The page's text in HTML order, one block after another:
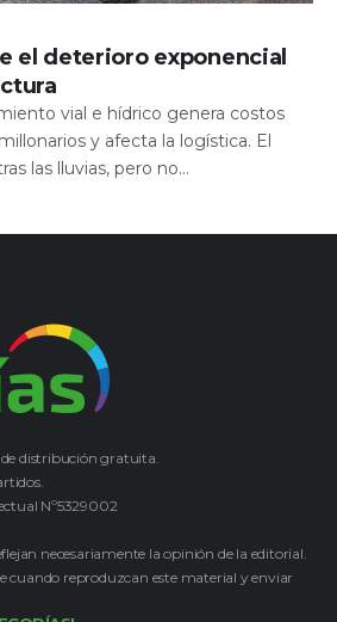
el deterioro exponencial
vial e hídrico genera costos
y afecta la logística. El
las lluvias, pero no...
distribución gratuita.
Nº5329002
necesariamente la opinión de la editorial.
cuando reproduzcan este material y enviar